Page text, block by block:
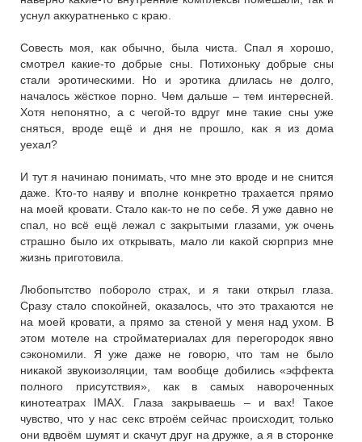
уснул аккуратненько с краю.
Совесть моя, как обычно, была чиста. Спал я хорошо,
смотрел какие-то добрые сны. Потихоньку добрые сны
стали эротическими. Но и эротика длилась не долго,
началось жёсткое порно. Чем дальше – тем интересней.
Хотя непонятно, а с чегой-то вдруг мне такие сны уже
сняться, вроде ещё и дня не прошло, как я из дома
уехал?
И тут я начинаю понимать, что мне это вроде и не снится
даже. Кто-то наяву и вполне конкретно трахается прямо
на моей кровати. Стало как-то не по себе. Я уже давно не
спал, но всё ещё лежал с закрытыми глазами, уж очень
страшно было их открывать, мало ли какой сюрприз мне
жизнь приготовила.
Любопытство побороло страх, и я таки открыл глаза.
Сразу стало спокойней, оказалось, что это трахаются не
на моей кровати, а прямо за стеной у меня над ухом. В
этом мотеле на стройматериалах для перегородок явно
сэкономили. Я уже даже не говорю, что там не было
никакой звукоизоляции, там вообще добились «эффекта
полного присутствия», как в самых навороченных
кинотеатрах IMAX. Глаза закрываешь – и вах! Такое
чувство, что у нас секс втроём сейчас происходит, только
они вдвоём шумят и скачут друг на дружке, а я в сторонке